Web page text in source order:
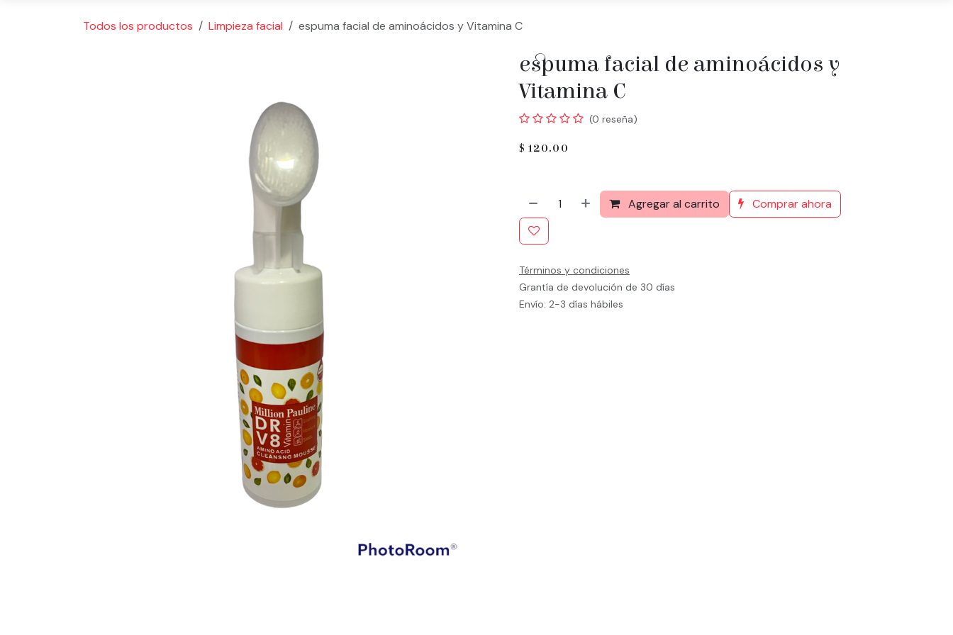
Todos los productos Limpieza facial espuma facial de aminoácidos y Vitamina C
espuma facial de aminoácidos y
Vitamina C
(0 reseña)
$ 120.00
Agregar al carrito Comprar ahora
Términos y condiciones
Grantía de devolución de 30 días
Envío: 2-3 días hábiles